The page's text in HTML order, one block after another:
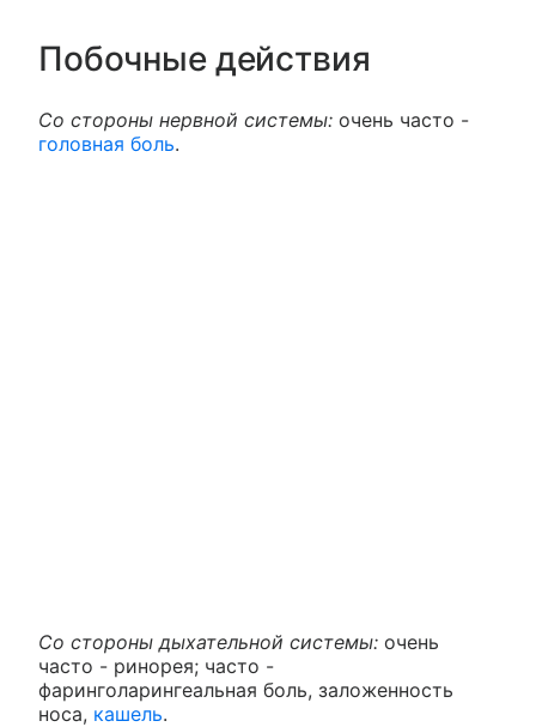
Побочные действия
Со стороны нервной системы: очень часто -
головная боль.
Со стороны дыхательной системы: очень
часто - ринорея; часто -
фаринголарингеальная боль, заложенность
носа, кашель.